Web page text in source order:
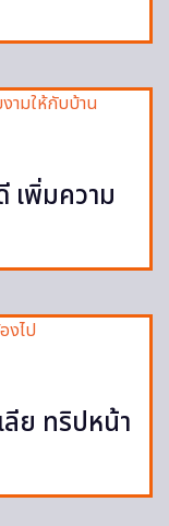
เพิ่มความ
ลีย ทริปหน้า